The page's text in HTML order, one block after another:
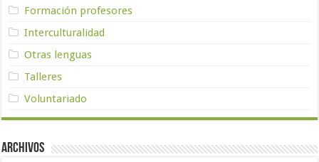
Formación profesores
Interculturalidad
Otras lenguas
Talleres
Voluntariado
Archivos